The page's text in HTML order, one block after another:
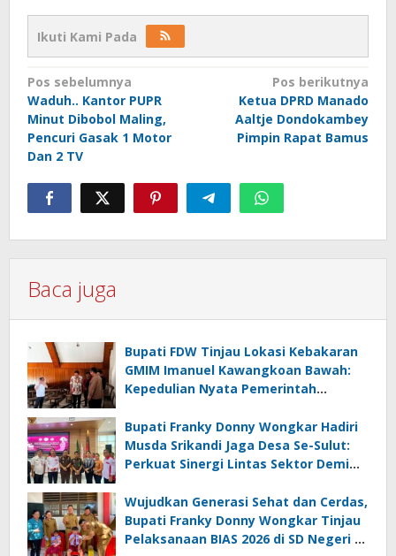
Ikuti Kami Pada
Navigasi
pos
Pos sebelumnya
Waduh.. Kantor PUPR
Minut Dibobol Maling,
Pencuri Gasak 1 Motor
Dan 2 TV
Pos berikutnya
Ketua DPRD Manado
Aaltje Dondokambey
Pimpin Rapat Bamus
Baca juga
Bupati FDW Tinjau Lokasi Kebakaran
GMIM Imanuel Kawangkoan Bawah:
Kepedulian Nyata Pemerintah
Terdampak
Bupati Franky Donny Wongkar Hadiri
Musda Srikandi Jaga Desa Se-Sulut:
Perkuat Sinergi Lintas Sektor Demi
Wujudkan Generasi Sehat dan Cerdas,
Bupati Franky Donny Wongkar Tinjau
Pelaksanaan BIAS 2026 di SD Negeri 2